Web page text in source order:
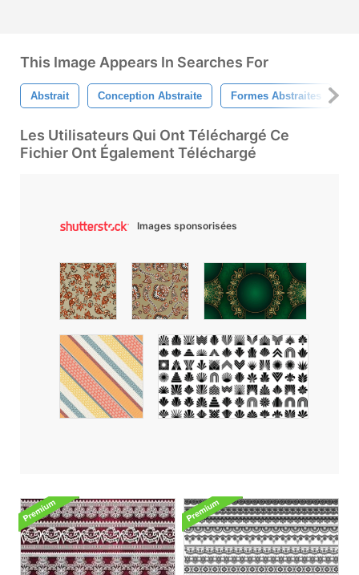
This Image Appears In Searches For
Abstrait Conception Abstraite Formes Abstraites
Les Utilisateurs Qui Ont Téléchargé Ce
Fichier Ont Également Téléchargé
Images sponsorisées